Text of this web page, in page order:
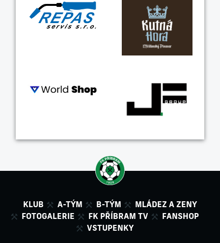
KLUB A-TÝM B-TÝM
MLÁDEZ A ZENY
FOTOGALERIE
FK PŘÍBRAM TV
FANSHOP
VSTUPENKY